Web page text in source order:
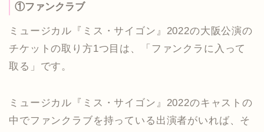
①ファンクラブ
ミュージカル『ミス・サイゴン』2022の大阪公演の
チケットの取り方1つ目は、「ファンクラに入って
取る」です。
ミュージカル『ミス・サイゴン』2022のキャストの
中でファンクラブを持っている出演者がいれば、そ